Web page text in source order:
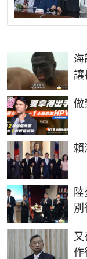
讓
做
PR
賴
別
又
作